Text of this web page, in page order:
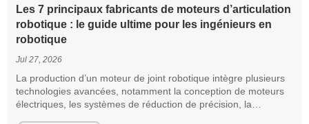
Les 7 principaux fabricants de moteurs d’articulation
robotique : le guide ultime pour les ingénieurs en
robotique
Jul 27, 2026
La production d’un moteur de joint robotique intègre plusieurs
technologies avancées, notamment la conception de moteurs
électriques, les systèmes de réduction de précision, la